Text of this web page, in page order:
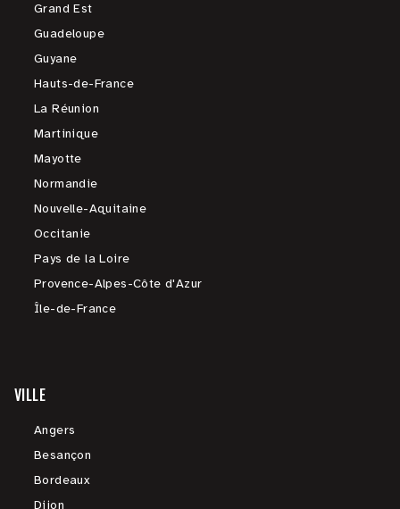
Grand Est
Guadeloupe
Guyane
Hauts-de-France
La Réunion
Martinique
Mayotte
Normandie
Nouvelle-Aquitaine
Occitanie
Pays de la Loire
Provence-Alpes-Côte d'Azur
Île-de-France
VILLE
Angers
Besançon
Bordeaux
Dijon